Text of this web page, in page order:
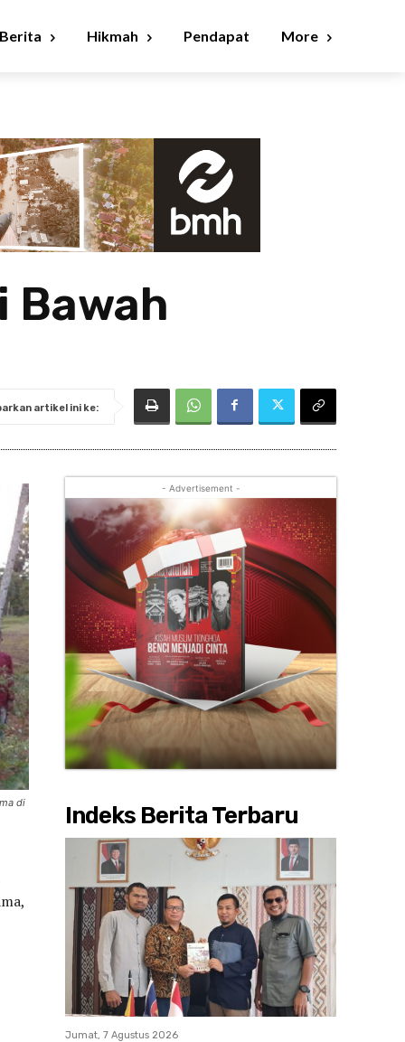
Berita Hikmah Pendapat More
Bawah
artikel ini ke:
di
- Advertisement -
Indeks Berita Terbaru
Jumat, 7 Agustus 2026